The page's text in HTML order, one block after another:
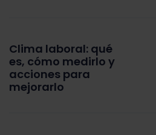
Clima laboral: qué
es, cómo medirlo y
acciones para
mejorarlo